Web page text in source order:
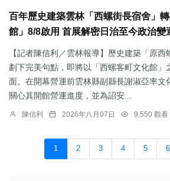
百年歷史建築雲林「西螺街長宿舍」
館」8/8啟用 首展解密日治至今政治變
【記者陳信利／雲林報導】歷史建築「原
劃下完美句點，即將以「西螺客町文化館」
面。在開幕營運前雲林縣副縣長謝淑亞率文
關心其開館營運進度，並為詔安...
陳信利 2026年八月07日 9,550 觀看
1 2 3 4 5 6